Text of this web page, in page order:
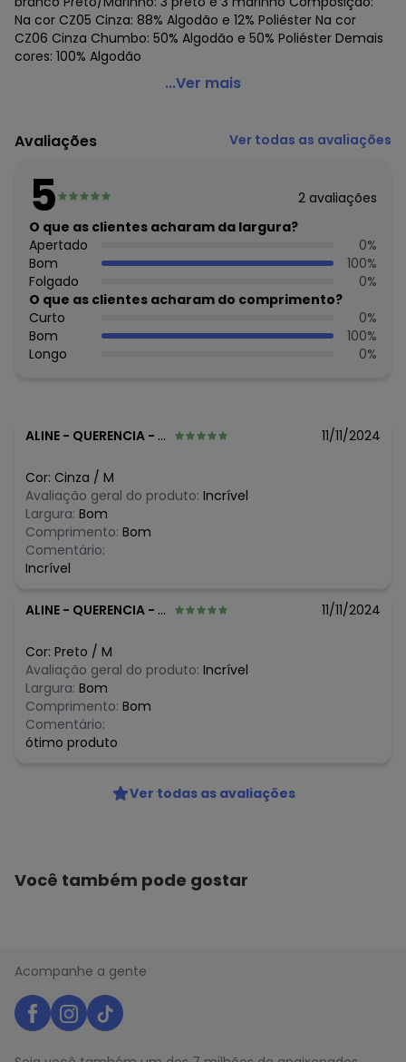
Na cor CZ05 Cinza: 88% Algodão e 12% Poliéster Na cor
CZ06 Cinza Chumbo: 50% Algodão e 50% Poliéster Demais
cores: 100% Algodão
Mash - Kit com 6 Cuecas Infantil Boxer Mash 190.03
Colecao : PAI E FILHO
...Ver mais
Avaliações Ver todas as avaliações
5 2 avaliações
O que as clientes acharam da largura?
Apertado
0%
Bom
100%
Folgado
0%
O que as clientes acharam do comprimento?
Curto
0%
Bom
100%
Longo
0%
ALINE - QUERENCIA - MT 11/11/2024
Cor: Cinza / M
Avaliação geral do produto: Incrível
Largura: Bom
Comprimento: Bom
Comentário:
Incrível
ALINE - QUERENCIA - MT 11/11/2024
Cor: Preto / M
Avaliação geral do produto: Incrível
Largura: Bom
Comprimento: Bom
Comentário:
ótimo produto
Ver todas as avaliações
Você também pode gostar
Acompanhe a gente